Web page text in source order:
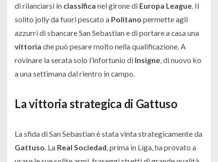
di rilanciarsi in classifica nel girone di Europa League . Il
solito jolly da fuori pescato a Politano permette agli
azzurri di sbancare San Sebastian e di portare a casa una
vittoria che può pesare molto nella qualificazione. A
rovinare la serata solo l’infortunio di Insigne , di nuovo ko
a una settimana dal rientro in campo.
La vittoria strategica di Gattuso
La sfida di San Sebastian è stata vinta strategicamente da
Gattuso . La Real Sociedad , prima in Liga, ha provato a